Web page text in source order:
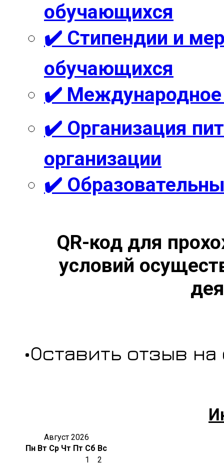
обучающихся
✔️ Стипендии и
обучающихся
✔️ Международное
✔️ Организация
организации
✔️
QR-код для
условий
•Оставить отзыв на
Август 2026
Пн Вт Ср Чт Пт Сб Вс
1
2